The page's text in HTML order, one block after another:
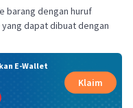
barang dengan huruf
yang dapat dibuat dengan
E-Wallet
Klaim